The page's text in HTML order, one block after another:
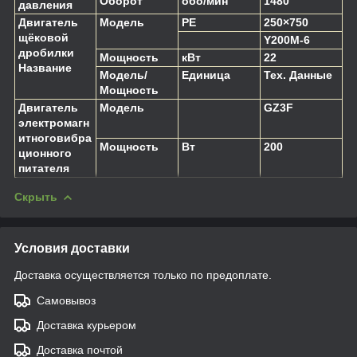
давления
Двигатель
щёковой
дробилки
Название
Модель PE
250×750
Y200M-6
Мощность
кВт
22
Модель/
Мощность
Единица Тех. Данные
Двигатель
электромагн
итноговибра
ционного
питателя
Модель GZ3F
Мощность Вт 200
Скрыть
Условия доставки
Доставка осуществляется только по предоплате.
Самовывоз
Доставка курьером
Доставка почтой